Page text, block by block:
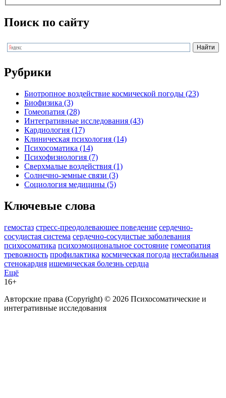
Поиск по сайту
Рубрики
Биотропное воздействие космической погоды (23)
Биофизика (3)
Гомеопатия (28)
Интегративные исследования (43)
Кардиология (17)
Клиническая психология (14)
Психосоматика (14)
Психофизиология (7)
Сверхмалые воздействия (1)
Солнечно-земные связи (3)
Социология медицины (5)
Ключевые слова
гемостаз стресс-преодолевающее поведение сердечно-
сосудистая система сердечно-сосудистые заболевания
психосоматика психоэмоциональное состояние гомеопатия
тревожность профилактика космическая погода нестабильная
стенокардия ишемическая болезнь сердца
Ещё
16+
Авторские права (Copyright) © 2026 Психосоматические и
интегративные исследования